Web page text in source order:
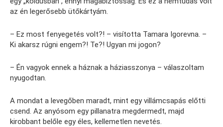
az én legerősebb ütőkártyám.
– Ez most fenyegetés volt?! – visította Tamara Igorevna. –
Ki akarsz rúgni engem?! Te?! Ugyan mi jogon?
– Én vagyok ennek a háznak a háziasszonya – válaszoltam
nyugodtan.
A mondat a levegőben maradt, mint egy villámcsapás előtti
csend. Az anyósom egy pillanatra megdermedt, majd
kirobbant belőle egy éles, kellemetlen nevetés.